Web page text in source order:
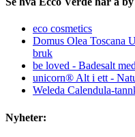
eco cosmetics
Domus Olea Toscana
bruk
be loved - Badesalt
unicorn® Alt i ett -
Weleda Calendula-
Nyheter: